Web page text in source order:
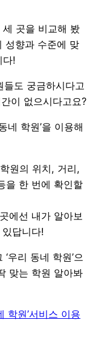
곳을 비교해 봤
성향과 수준에 맞
다!
도 궁금하시다고
이 없으시다고요?
네 학원’을 이용해
원의 위치, 거리,
을 한 번에 확인할
에선 내가 알아보
답니다!
우리 동네 학원’으
맞는 학원 알아봐
학원’서비스 이용